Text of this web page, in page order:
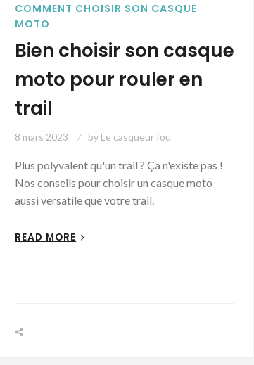
COMMENT CHOISIR SON CASQUE
MOTO
Bien choisir son casque
moto pour rouler en
trail
8 mars 2023 by Le casqueur fou
Plus polyvalent qu'un trail ? Ça n'existe pas !
Nos conseils pour choisir un casque moto
aussi versatile que votre trail.
READ MORE